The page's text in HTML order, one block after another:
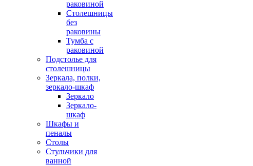
раковиной
Столешницы
без
раковины
Тумба с
раковиной
Подстолье для
столешницы
Зеркала, полки,
зеркало-шкаф
Зеркало
Зеркало-
шкаф
Шкафы и
пеналы
Столы
Стульчики для
ванной